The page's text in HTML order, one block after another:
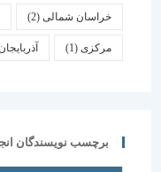
خراسان شمالی(2) اهواز
(1) آذربایجان غربی(1)
برچسب نویسندگان انجمن